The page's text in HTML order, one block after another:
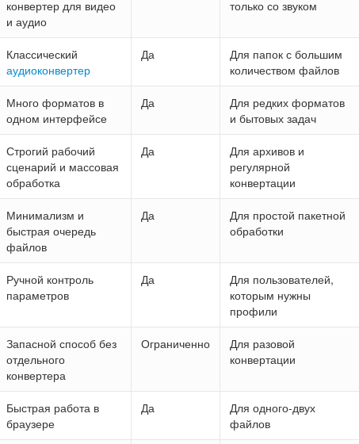
конвертер для видео
и аудио
только со звуком
Классический
аудиоконвертер
Да
Для папок с большим
количеством файлов
Много форматов в
одном интерфейсе
Да
Для редких форматов
и бытовых задач
Строгий рабочий
сценарий и массовая
обработка
Да
Для архивов и
регулярной
конвертации
Минимализм и
быстрая очередь
файлов
Да
Для простой пакетной
обработки
Ручной контроль
параметров
Да
Для пользователей,
которым нужны
профили
Запасной способ без
отдельного
конвертера
Ограниченно
Для разовой
конвертации
Быстрая работа в
браузере
Да
Для одного-двух
файлов